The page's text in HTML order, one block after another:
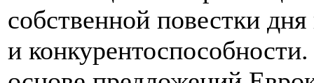
собственной повестки
и